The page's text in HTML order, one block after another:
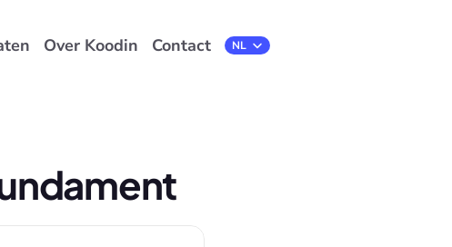
Over Koodin Contact Select Language
NL